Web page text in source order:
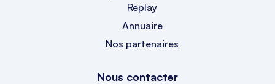
Replay
Annuaire
Nos partenaires
Nous contacter